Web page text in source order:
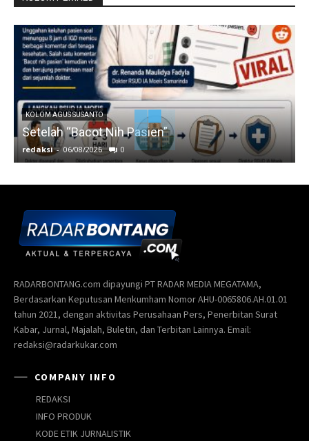
KOLOM AGUS SUSANTO
Setelah “Bacot Nih Pasien”
redaksi - 06/08/2026 0
RADARBONTANG.com dipayungi PT RADAR MEDIA MEGATAMA,
Berdasarkan Keputusan Menkumham Nomor AHU-0065806.AH.01.01
tahun 2021, dengan aktivitas Perusahaan Pers, Penerbitan Surat
Kabar, Jurnal, Majalah, Buletin, dan Terbitan Lainnya. Email:
redaksi@radarkukar.com
COMPANY INFO
REDAKSI
INFO PRODUK
KODE ETIK JURNALISTIK